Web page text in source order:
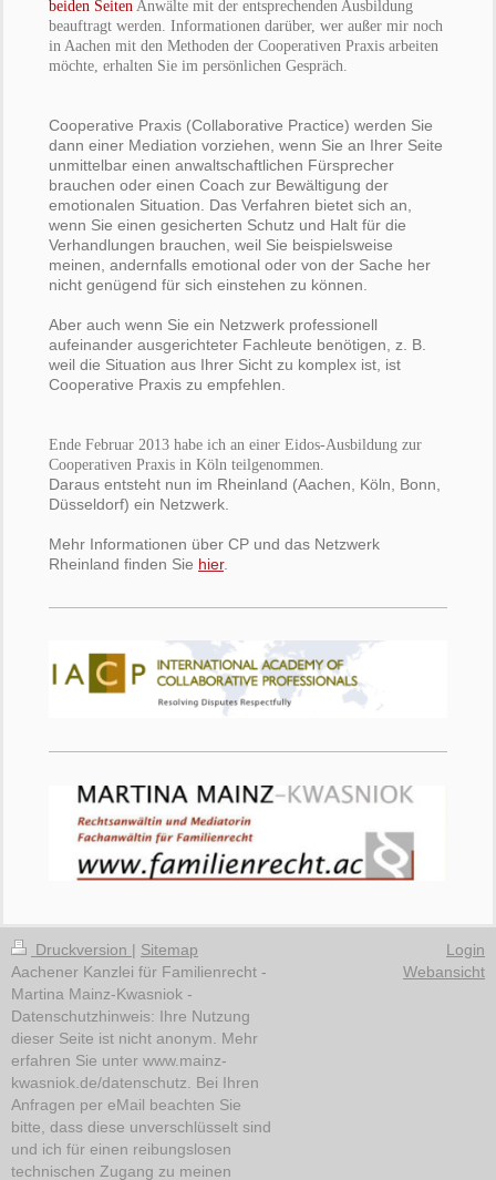
beiden Seiten Anwälte mit der entsprechenden Ausbildung
beauftragt werden. Informationen darüber, wer außer mir noch
in Aachen mit den Methoden der Cooperativen Praxis arbeiten
möchte, erhalten Sie im persönlichen Gespräch.
Cooperative Praxis (Collaborative Practice) werden Sie
dann einer Mediation vorziehen, wenn Sie an Ihrer Seite
unmittelbar einen anwaltschaftlichen Fürsprecher
brauchen oder einen Coach zur Bewältigung der
emotionalen Situation. Das Verfahren bietet sich an,
wenn Sie einen gesicherten Schutz und Halt für die
Verhandlungen brauchen, weil Sie beispielsweise
meinen, andernfalls emotional oder von der Sache her
nicht genügend für sich einstehen zu können.
Aber auch wenn Sie ein Netzwerk professionell
aufeinander ausgerichteter Fachleute benötigen, z. B.
weil die Situation aus Ihrer Sicht zu komplex ist, ist
Cooperative Praxis zu empfehlen.
Ende Februar 2013 habe ich an einer Eidos-Ausbildung zur
Cooperativen Praxis in Köln teilgenommen.
Daraus entsteht nun im Rheinland (Aachen, Köln, Bonn,
Düsseldorf) ein Netzwerk.
Mehr Informationen über CP und das Netzwerk
Rheinland finden Sie hier.
Druckversion | Sitemap
Aachener Kanzlei für Familienrecht -
Martina Mainz-Kwasniok -
Datenschutzhinweis: Ihre Nutzung
dieser Seite ist nicht anonym. Mehr
erfahren Sie unter www.mainz-
kwasniok.de/datenschutz. Bei Ihren
Anfragen per eMail beachten Sie
bitte, dass diese unverschlüsselt sind
und ich für einen reibungslosen
technischen Zugang zu meinen
Login
Webansicht